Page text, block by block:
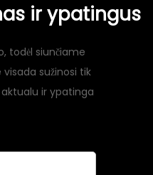
ir ypatingus
todėl siunčiame
sužinosi tik
ir ypatinga